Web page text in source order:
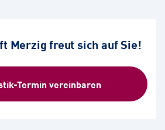
Merzig freut sich auf Sie!
Termin vereinbaren